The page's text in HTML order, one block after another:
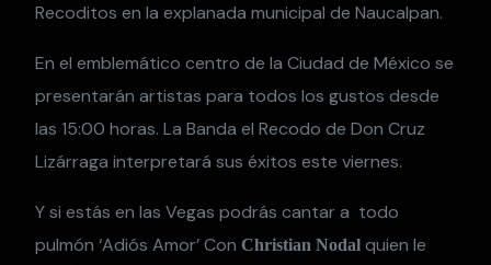
Recoditos en la explanada municipal de Naucalpan.
En el emblemático centro de la Ciudad de México se
presentarán artistas para todos los gustos desde
las 15:00 horas.La Banda el Recodo de Don Cruz
Lizárraga interpretará sus éxitos este viernes.
Y si estás en las Vegas podrás cantar a todo
pulmón ‘Adiós Amor’ ConChristian Nodal quien le